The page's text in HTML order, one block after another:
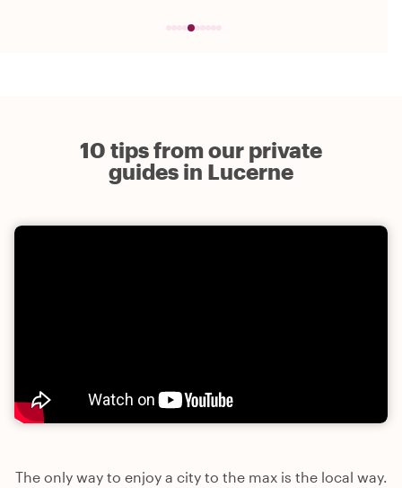
10 tips from our private
guides in Lucerne
The only way to enjoy a city to the max is the local way.